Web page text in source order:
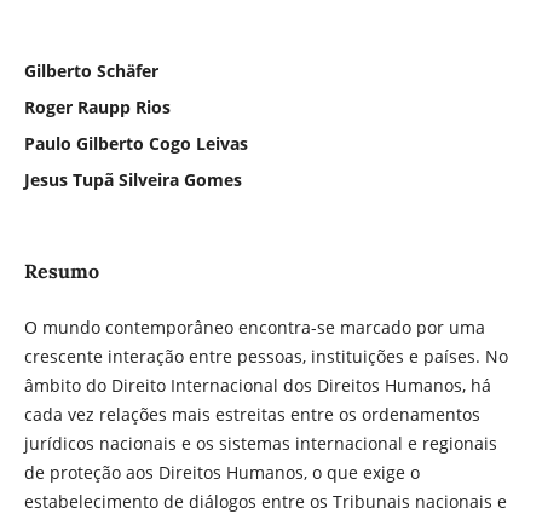
Gilberto Schäfer
Roger Raupp Rios
Paulo Gilberto Cogo Leivas
Jesus Tupã Silveira Gomes
Resumo
O mundo contemporâneo encontra-se marcado por uma
crescente interação entre pessoas, instituições e países. No
âmbito do Direito Internacional dos Direitos Humanos, há
cada vez relações mais estreitas entre os ordenamentos
jurídicos nacionais e os sistemas internacional e regionais
de proteção aos Direitos Humanos, o que exige o
estabelecimento de diálogos entre os Tribunais nacionais e